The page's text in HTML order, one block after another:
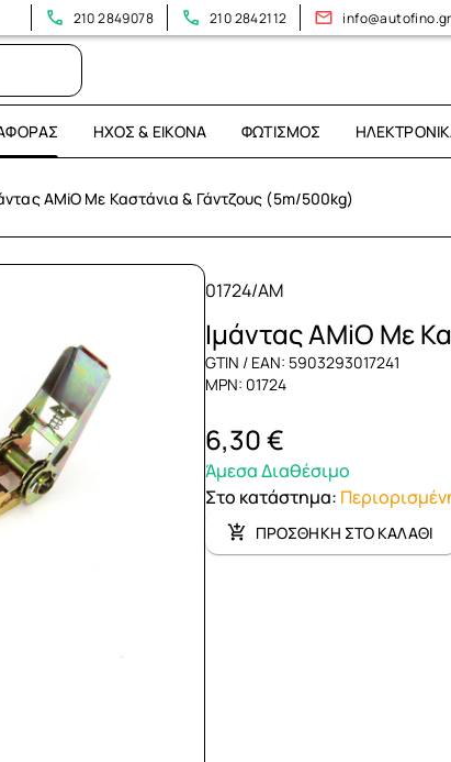
210 2849078 210 2842112 info@autofino.gr
ΉΧΟΣ & ΕΙΚΌΝΑ ΦΩΤΙΣΜΌΣ
AMiO Με Καστάνια & Γάντζους (5m/500kg)
01724/AM
Ιμάντας AMiO Με
GTIN / EAN: 5903293017241
MPN: 01724
6,30 €
Άμεσα Διαθέσιμο
Στο κατάστημα:
ΠΡΟΣΘΗΚΗ ΣΤΟ ΚΑΛΑΘΙ